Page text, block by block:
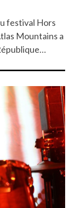
festival Hors
Mountains a